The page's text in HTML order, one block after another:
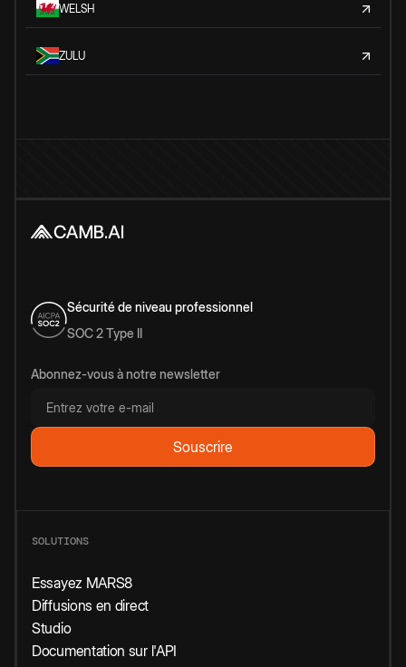
WELSH
ZULU
Sécurité de niveau professionnel
SOC 2 Type II
Abonnez-vous à notre newsletter
SOLUTIONS
Essayez MARS8
Diffusions en direct
Studio
Documentation sur l'API